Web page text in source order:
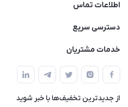
اطلاعات تماس
09332394024-09120346631
دسترسی سریع
حساب کاربری
لیست محصولات
درباره ما
خدمات مشتریان
قوانین و مقررات
حریم خصوصی
راهنما
از جدید‌ترین تخفیف‌ها با‌ خبر شوید